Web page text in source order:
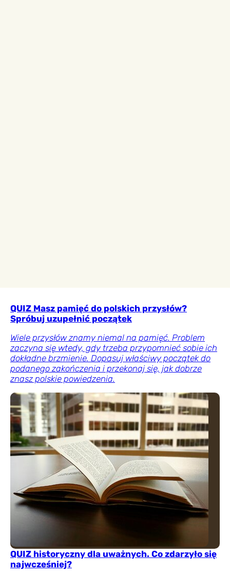
QUIZ Masz pamięć do polskich przysłów?
Spróbuj uzupełnić początek
Wiele przysłów znamy niemal na pamięć. Problem
zaczyna się wtedy, gdy trzeba przypomnieć sobie ich
dokładne brzmienie. Dopasuj właściwy początek do
podanego zakończenia i przekonaj się, jak dobrze
znasz polskie powiedzenia.
QUIZ historyczny dla uważnych. Co zdarzyło się
najwcześniej?